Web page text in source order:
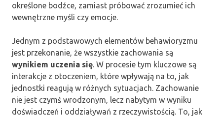
określone bodźce, zamiast próbować zrozumieć ich
wewnętrzne myśli czy emocje.
Jednym z podstawowych elementów behawioryzmu
jest przekonanie, że wszystkie zachowania są
wynikiem uczenia się. W procesie tym kluczowe są
interakcje z otoczeniem, które wpływają na to, jak
jednostki reagują w różnych sytuacjach. Zachowanie
nie jest czymś wrodzonym, lecz nabytym w wyniku
doświadczeń i oddziaływań z rzeczywistością. To, jak